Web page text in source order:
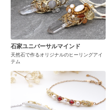
石家ユニバーサルマインド
天然石で作るオリジナルのヒーリングアイ
テム